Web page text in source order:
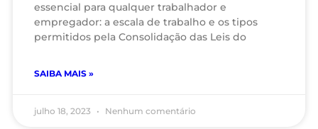
essencial para qualquer trabalhador e
empregador: a escala de trabalho e os tipos
permitidos pela Consolidação das Leis do
SAIBA MAIS »
julho 18, 2023 Nenhum comentário